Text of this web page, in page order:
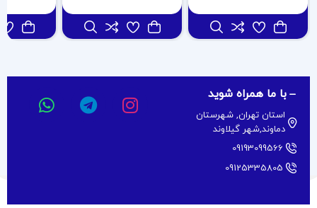
با ما همراه شوید
استان تهران, شهرستان
دماوند,شهر گیلاوند
09193099566
09125335805